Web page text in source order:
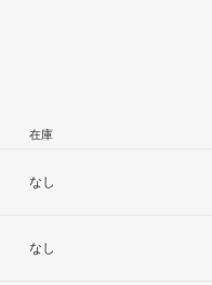
在庫
なし
なし